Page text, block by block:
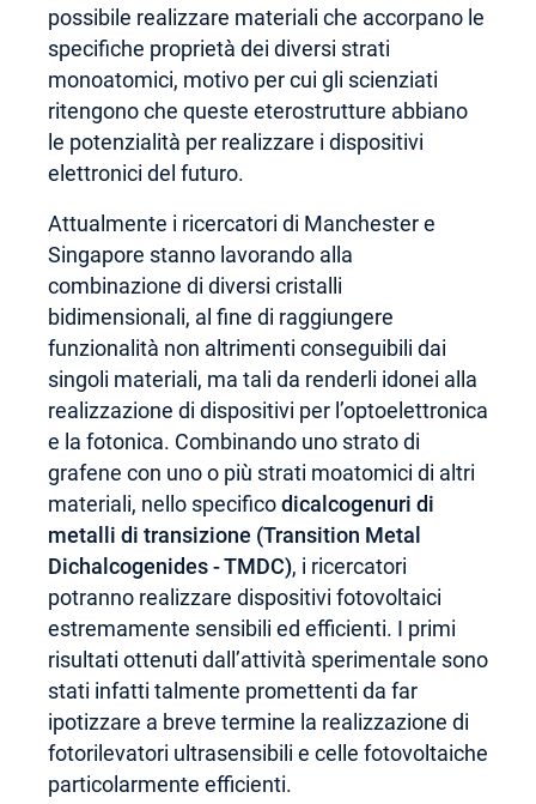
possibile realizzare materiali che accorpano le
specifiche proprietà dei diversi strati
monoatomici, motivo per cui gli scienziati
ritengono che queste eterostrutture abbiano
le potenzialità per realizzare i dispositivi
elettronici del futuro.
Attualmente i ricercatori di Manchester e
Singapore stanno lavorando alla
combinazione di diversi cristalli
bidimensionali, al fine di raggiungere
funzionalità non altrimenti conseguibili dai
singoli materiali, ma tali da renderli idonei alla
realizzazione di dispositivi per l’optoelettronica
e la fotonica. Combinando uno strato di
grafene con uno o più strati moatomici di altri
materiali, nello specificodicalcogenuri di
metalli di transizione (Transition Metal
Dichalcogenides - TMDC), i ricercatori
potranno realizzare dispositivi fotovoltaici
estremamente sensibili ed efficienti. I primi
risultati ottenuti dall’attività sperimentale sono
stati infatti talmente promettenti da far
ipotizzare a breve termine la realizzazione di
fotorilevatori ultrasensibili e celle fotovoltaiche
particolarmente efficienti.